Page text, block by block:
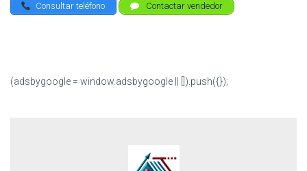
Consultar teléfono Contactar vendedor
(adsbygoogle = window.adsbygoogle || []).push({});